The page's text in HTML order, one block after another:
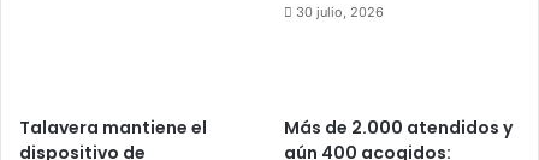
30 julio, 2026
Talavera mantiene el
dispositivo de
Más de 2.000 atendidos y
aún 400 acogidos: